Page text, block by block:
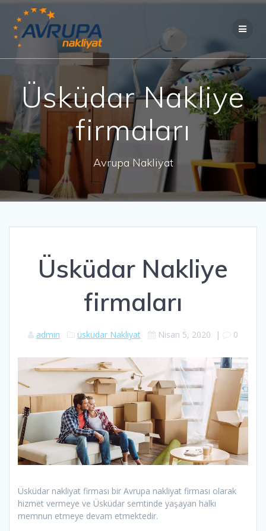
Üsküdar Nakliye
firmaları
Avrupa Nakliyat
Üsküdar Nakliye
firmaları
admin üsküdar Nakliyat Nisan 5, 2020 | 0
Üsküdar nakliyat firması bir Avrupa nakliyat firması olarak
hizmet vermeye ve Üsküdar semtinde yaşayan halkı
memnun etmeye devam etmektedir.